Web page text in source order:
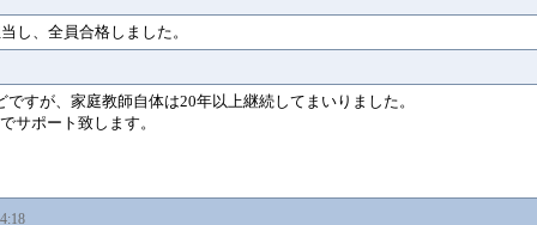
し、全員合格しました。
すが、家庭教師自体は20年以上継続してまいりました。
サポート致します。